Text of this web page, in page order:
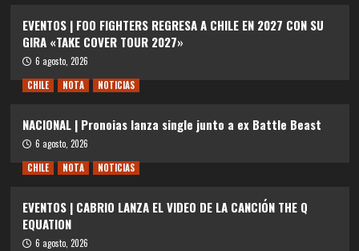
EVENTOS | FOO FIGHTERS REGRESA A CHILE EN 2027 CON SU
GIRA «TAKE COVER TOUR 2027»
6 agosto, 2026
CHILE
NOTA NOTICIAS
NACIONAL | Pronoias lanza single junto a ex Battle Beast
6 agosto, 2026
CHILE
NOTA NOTICIAS
EVENTOS | CABRIO LANZA EL VIDEO DE LA CANCIÓN THE Q
EQUATION
6 agosto, 2026